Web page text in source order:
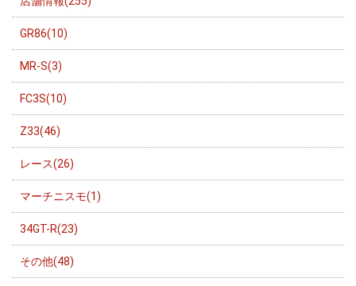
GR86(10)
MR-S(3)
FC3S(10)
Z33(46)
レース(26)
マーチニスモ(1)
34GT-R(23)
その他(48)